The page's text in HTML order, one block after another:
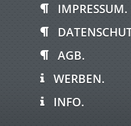
IMPRESSUM.
AGB.
WERBEN.
INFO.